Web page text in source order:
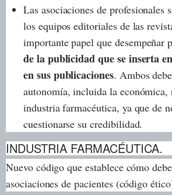
Las asociaciones de profesionales
los equipos editoriales de las
importante papel que desempeñar
de la publicidad que se inserta
en sus publicaciones. Ambos
autonomía, incluida la económica,
industria farmacéutica, ya que de
cuestionarse su credibilidad.
INDUSTRIA FARMACÉUTICA.
Nuevo código que establece cómo
asociaciones de pacientes (código